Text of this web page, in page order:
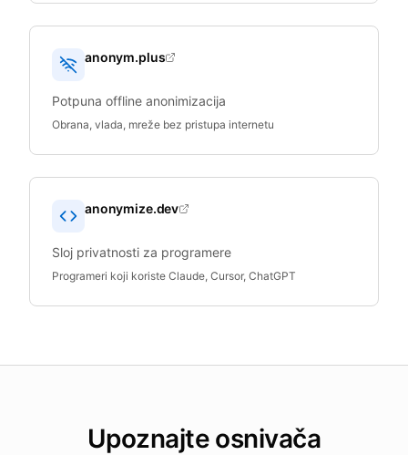
anonym.plus
Potpuna offline anonimizacija
Obrana, vlada, mreže bez pristupa internetu
anonymize.dev
Sloj privatnosti za programere
Programeri koji koriste Claude, Cursor, ChatGPT
Upoznajte osnivača